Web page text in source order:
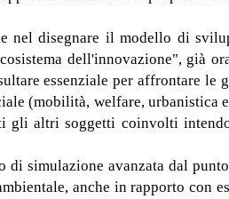
disegnare il modello di
dell'innovazione", già
essenziale per affrontare le
(mobilità, welfare, urbanistica
altri soggetti coinvolti
simulazione avanzata dal
anche in rapporto con